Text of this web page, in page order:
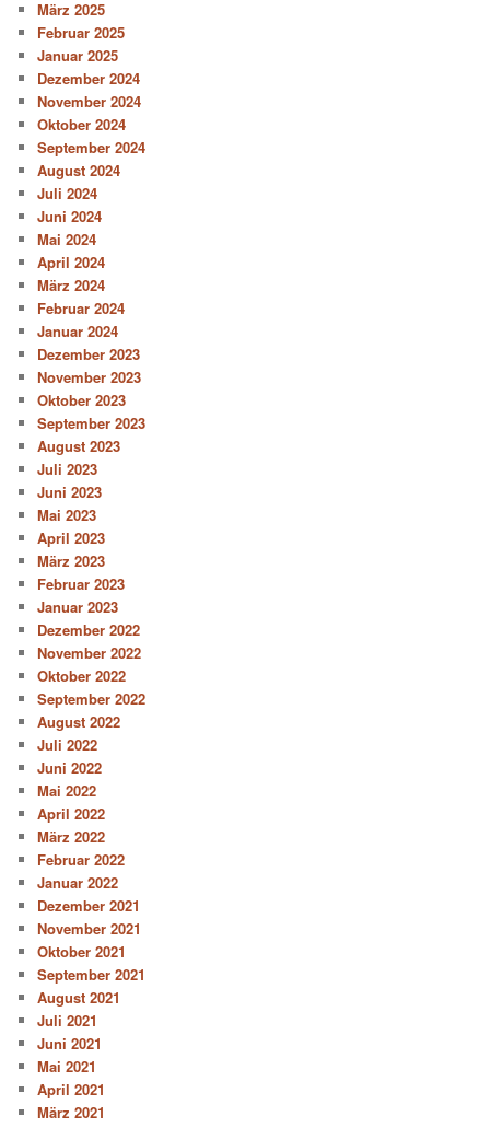
März 2025
Februar 2025
Januar 2025
Dezember 2024
November 2024
Oktober 2024
September 2024
August 2024
Juli 2024
Juni 2024
Mai 2024
April 2024
März 2024
Februar 2024
Januar 2024
Dezember 2023
November 2023
Oktober 2023
September 2023
August 2023
Juli 2023
Juni 2023
Mai 2023
April 2023
März 2023
Februar 2023
Januar 2023
Dezember 2022
November 2022
Oktober 2022
September 2022
August 2022
Juli 2022
Juni 2022
Mai 2022
April 2022
März 2022
Februar 2022
Januar 2022
Dezember 2021
November 2021
Oktober 2021
September 2021
August 2021
Juli 2021
Juni 2021
Mai 2021
April 2021
März 2021